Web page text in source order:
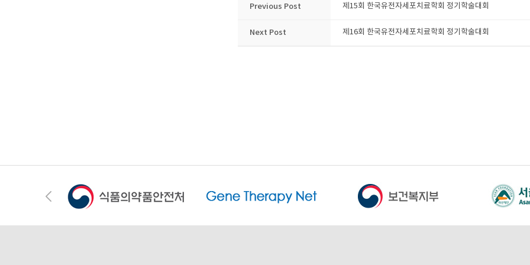
Previous Post 제15회 한국유전자세포치료학회 정기학술대회
Next Post 제16회 한국유전자세포치료학회 정기학술대회